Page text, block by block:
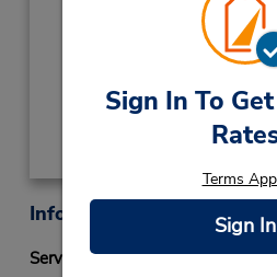
Sign In To
Terms
Sign In
encuentra dentro de la
caminata corta hasta el
Obtener
Información sobre la
Servicio Fastbreak